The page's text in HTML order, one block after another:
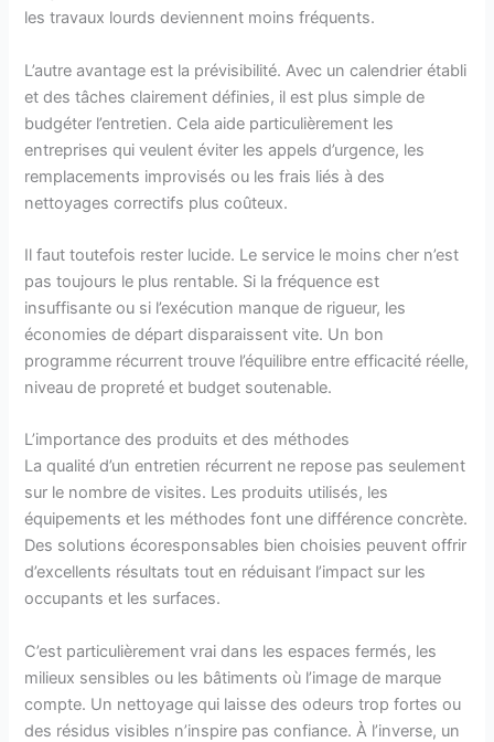
les travaux lourds deviennent moins fréquents.
L’autre avantage est la prévisibilité. Avec un calendrier établi
et des tâches clairement définies, il est plus simple de
budgéter l’entretien. Cela aide particulièrement les
entreprises qui veulent éviter les appels d’urgence, les
remplacements improvisés ou les frais liés à des
nettoyages correctifs plus coûteux.
Il faut toutefois rester lucide. Le service le moins cher n’est
pas toujours le plus rentable. Si la fréquence est
insuffisante ou si l’exécution manque de rigueur, les
économies de départ disparaissent vite. Un bon
programme récurrent trouve l’équilibre entre efficacité réelle,
niveau de propreté et budget soutenable.
L’importance des produits et des méthodes
La qualité d’un entretien récurrent ne repose pas seulement
sur le nombre de visites. Les produits utilisés, les
équipements et les méthodes font une différence concrète.
Des solutions écoresponsables bien choisies peuvent offrir
d’excellents résultats tout en réduisant l’impact sur les
occupants et les surfaces.
C’est particulièrement vrai dans les espaces fermés, les
milieux sensibles ou les bâtiments où l’image de marque
compte. Un nettoyage qui laisse des odeurs trop fortes ou
des résidus visibles n’inspire pas confiance. À l’inverse, un